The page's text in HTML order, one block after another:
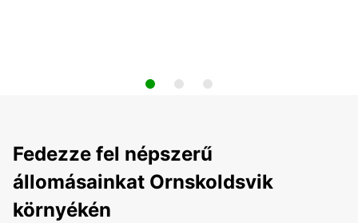
Fedezze fel népszerű
állomásainkat Ornskoldsvik
környékén